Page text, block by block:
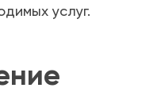
услуг.